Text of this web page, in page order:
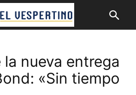
nueva entrega
«Sin tiempo